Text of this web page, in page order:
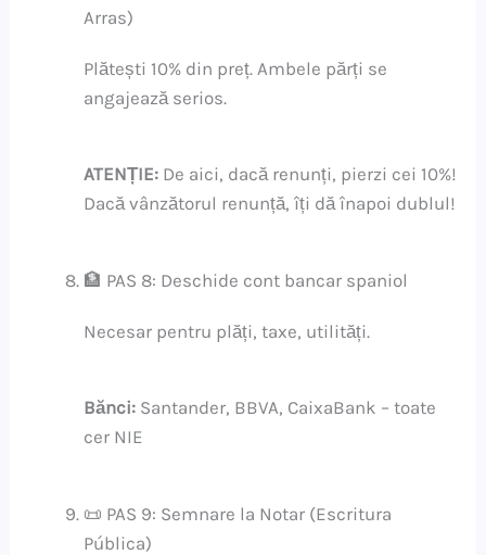
Arras)
Plătești 10% din preț. Ambele părți se
angajează serios.
ATENȚIE: De aici, dacă renunți, pierzi cei 10%!
Dacă vânzătorul renunță, îți dă înapoi dublul!
🏦 PAS 8: Deschide cont bancar spaniol
Necesar pentru plăți, taxe, utilități.
Bănci: Santander, BBVA, CaixaBank – toate
cer NIE
📜 PAS 9: Semnare la Notar (Escritura
Pública)